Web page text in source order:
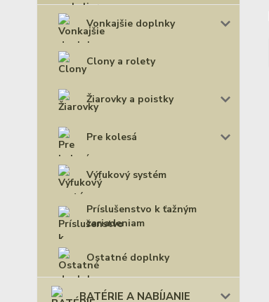
Vonkajšie doplnky
Clony a rolety
Žiarovky a poistky
Pre kolesá
Výfukový systém
Príslušenstvo k ťažným
zariadeniam
Ostatné doplnky
BATÉRIE A NABÍJANIE